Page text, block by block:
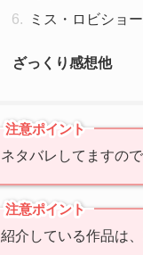
ミス・ロビショ
ざっくり感想他
注意ポイント
ネタバレしてますの
注意ポイント
紹介している作品は